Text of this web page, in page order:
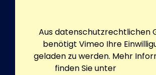
Aus datenschutzrechtlichen
benötigt Vimeo Ihre
geladen zu werden. Mehr
finden Sie unter